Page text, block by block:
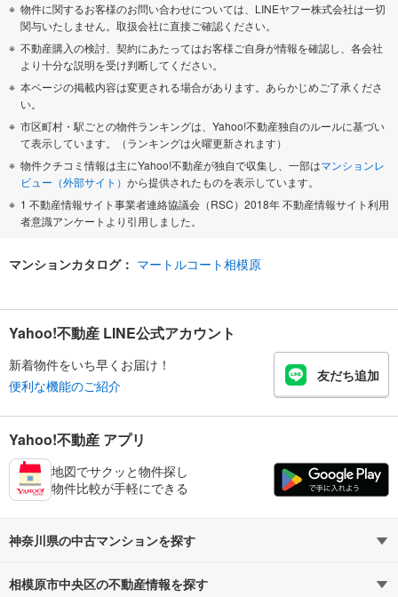
物件に関するお客様のお問い合わせについては、LINEヤフー株式会社は一切
関与いたしません。取扱会社に直接ご確認ください。
不動産購入の検討、契約にあたってはお客様ご自身が情報を確認し、各会社
より十分な説明を受け判断してください。
本ページの掲載内容は変更される場合があります。あらかじめご了承くださ
い。
市区町村・駅ごとの物件ランキングは、Yahoo!不動産独自のルールに基づい
て表示しています。（ランキングは火曜更新されます）
物件クチコミ情報は主にYahoo!不動産が独自で収集し、一部はマンションレ
ビュー（外部サイト） から提供されたものを表示しています。
1 不動産情報サイト事業者連絡協議会（RSC）2018年 不動産情報サイト利用
者意識アンケートより引用しました。
マンションカタログ： マートルコート相模原
Yahoo!不動産 LINE公式アカウント
新着物件をいち早くお届け！
便利な機能のご紹介
友だち追加
Yahoo!不動産 アプリ
地図でサクッと物件探し
物件比較が手軽にできる
神奈川県の中古マンションを探す
路線・駅から探す
相模原市中央区の不動産情報を探す